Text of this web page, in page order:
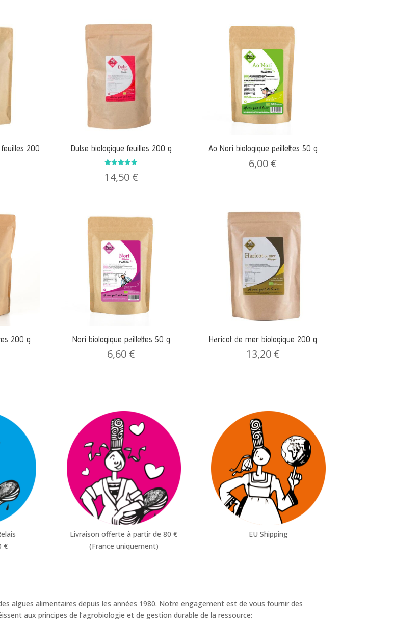
200
Dulse biologique feuilles 200 g
5.00
sur 5
14,50 €
Ao Nori biologique paillettes 50 g
6,00 €
200 g Nori biologique paillettes 50 g
6,60 €
Haricot de mer biologique 200 g
13,20 €
€
Livraison offerte à partir de 80 €
(France uniquement)
EU Shipping
algues alimentaires depuis les années 1980. Notre engagement est de vous fournir des
aux principes de l’agrobiologie et de gestion durable de la ressource: